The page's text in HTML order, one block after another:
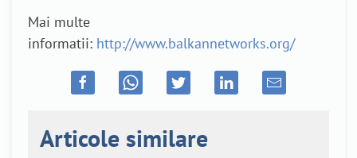
Mai multe
informatii: http://www.balkannetworks.org/
Articole similare